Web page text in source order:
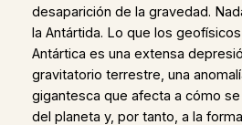
desaparición de la gravedad.
la Antártida. Lo que los
Antártica es una extensa
gravitatorio terrestre, una
gigantesca que afecta a cómo
del planeta y, por tanto, a la